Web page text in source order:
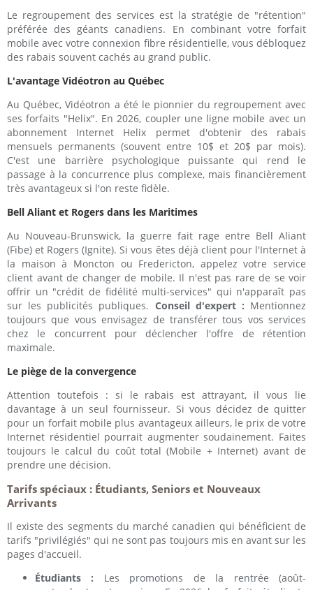
Le regroupement des services est la stratégie de "rétention"
préférée des géants canadiens. En combinant votre forfait
mobile avec votre connexion fibre résidentielle, vous débloquez
des rabais souvent cachés au grand public.
L'avantage Vidéotron au Québec
Au Québec, Vidéotron a été le pionnier du regroupement avec
ses forfaits "Helix". En 2026, coupler une ligne mobile avec un
abonnement Internet Helix permet d'obtenir des rabais
mensuels permanents (souvent entre 10$ et 20$ par mois).
C'est une barrière psychologique puissante qui rend le
passage à la concurrence plus complexe, mais financièrement
très avantageux si l'on reste fidèle.
Bell Aliant et Rogers dans les Maritimes
Au Nouveau-Brunswick, la guerre fait rage entre Bell Aliant
(Fibe) et Rogers (Ignite). Si vous êtes déjà client pour l'Internet à
la maison à Moncton ou Fredericton, appelez votre service
client avant de changer de mobile. Il n'est pas rare de se voir
offrir un "crédit de fidélité multi-services" qui n'apparaît pas
sur les publicités publiques. Conseil d'expert : Mentionnez
toujours que vous envisagez de transférer tous vos services
chez le concurrent pour déclencher l'offre de rétention
maximale.
Le piège de la convergence
Attention toutefois : si le rabais est attrayant, il vous lie
davantage à un seul fournisseur. Si vous décidez de quitter
pour un forfait mobile plus avantageux ailleurs, le prix de votre
Internet résidentiel pourrait augmenter soudainement. Faites
toujours le calcul du coût total (Mobile + Internet) avant de
prendre une décision.
Tarifs spéciaux : Étudiants, Seniors et Nouveaux
Arrivants
Il existe des segments du marché canadien qui bénéficient de
tarifs "privilégiés" qui ne sont pas toujours mis en avant sur les
pages d'accueil.
Étudiants : Les promotions de la rentrée (août-